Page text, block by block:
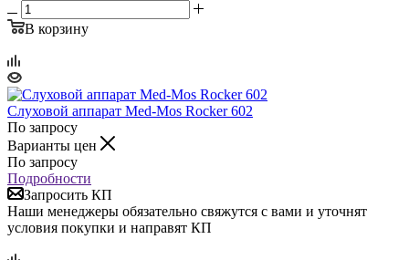
В корзину
Слуховой аппарат Med-Mos Rocker 602
По запросу
Варианты цен
По запросу
Подробности
Запросить КП
Наши менеджеры обязательно свяжутся с вами и уточнят
условия покупки и направят КП